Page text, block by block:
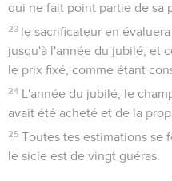
qui ne fait point partie de sa
23 le sacrificateur en
jusqu'à l'année du jubilé, et
le prix fixé, comme étant
24 L'année du jubilé, le
avait été acheté et de la
25 Toutes tes estimations se
le sicle est de vingt guéras.